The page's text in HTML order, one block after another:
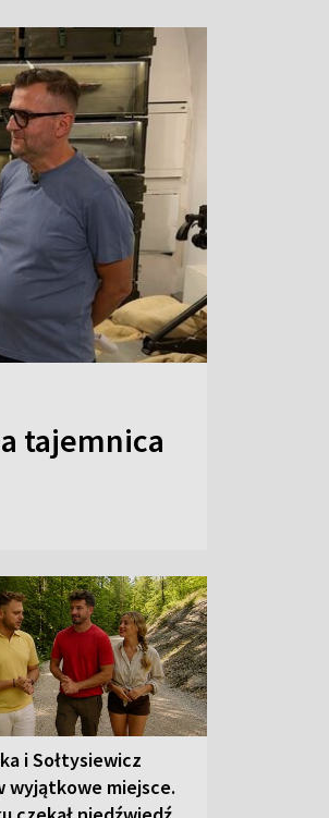
tajemnica
i Sołtysiewicz
wyjątkowe miejsce.